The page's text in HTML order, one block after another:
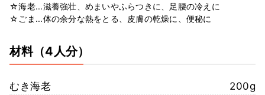
☆海老...滋養強壮、めまいやふらつきに、足腰の冷えに
☆ごま...体の余分な熱をとる、皮膚の乾燥に、便秘に
材料（4人分）
むき海老
200g